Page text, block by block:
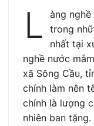
L
àng
trong
nhất tại
nghề nước
xã Sông Cầu,
chính làm nên
chính là lượng
nhiên ban